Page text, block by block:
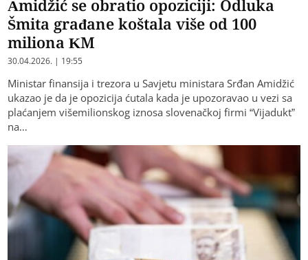
Amidžić se obratio opoziciji: Odluka
Šmita građane koštala više od 100
miliona KM
30.04.2026. | 19:55
Ministar finansija i trezora u Savjetu ministara Srđan Amidžić
ukazao je da je opozicija ćutala kada je upozoravao u vezi sa
plaćanjem višemilionskog iznosa slovenačkoj firmi “Vijadukt”
na…